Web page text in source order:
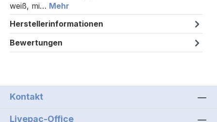
weiß, mi… Mehr
Herstellerinformationen
Bewertungen
Kontakt
Livepac-Office